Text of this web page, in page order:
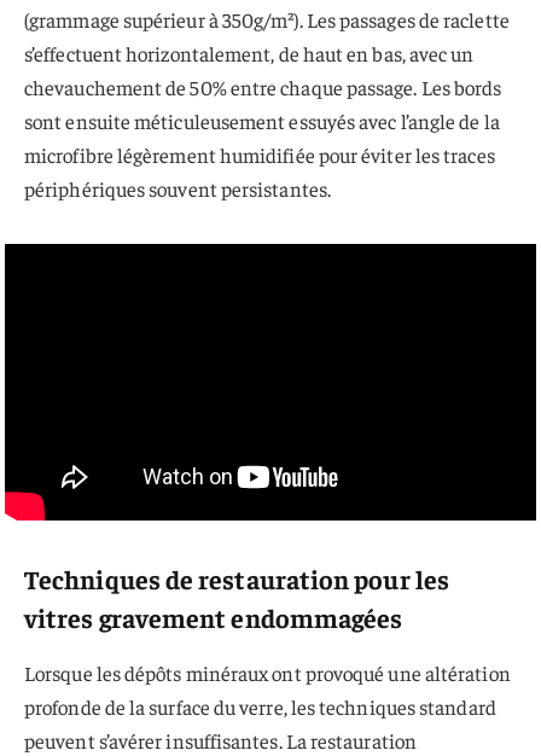
(grammage supérieur à 350g/m²). Les passages de raclette
s’effectuent horizontalement, de haut en bas, avec un
chevauchement de 50% entre chaque passage. Les bords
sont ensuite méticuleusement essuyés avec l’angle de la
microfibre légèrement humidifiée pour éviter les traces
périphériques souvent persistantes.
Techniques de restauration pour les
vitres gravement endommagées
Lorsque les dépôts minéraux ont provoqué une altération
profonde de la surface du verre, les techniques standard
peuvent s’avérer insuffisantes. La restauration